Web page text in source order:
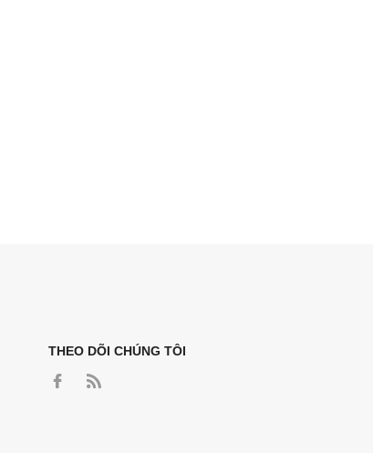
THEO DÕI CHÚNG TÔI